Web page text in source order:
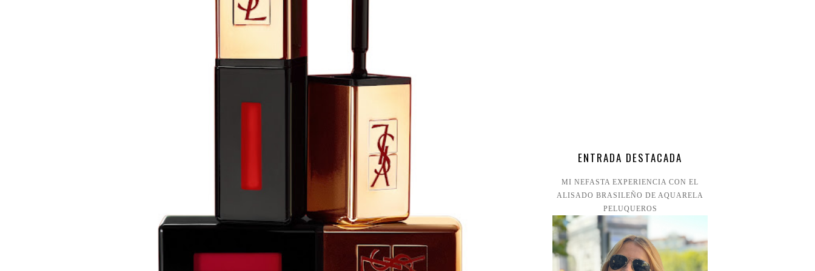
ENTRADA DESTACADA
MI NEFASTA EXPERIENCIA CON EL
ALISADO BRASILEÑO DE AQUARELA
PELUQUEROS